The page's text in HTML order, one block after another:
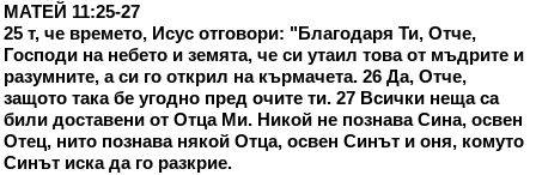
МАТЕЙ 11:25-27
25 т, че времето, Исус отговори: "Благодаря Ти, Отче,
Господи на небето и земята, че си утаил това от мъдрите и
разумните, а си го открил на кърмачета. 26 Да, Отче,
защото така бе угодно пред очите ти. 27 Всички неща са
били доставени от Отца Ми. Никой не познава Сина, освен
Отец, нито познава някой Отца, освен Синът и оня, комуто
Синът иска да го разкрие.